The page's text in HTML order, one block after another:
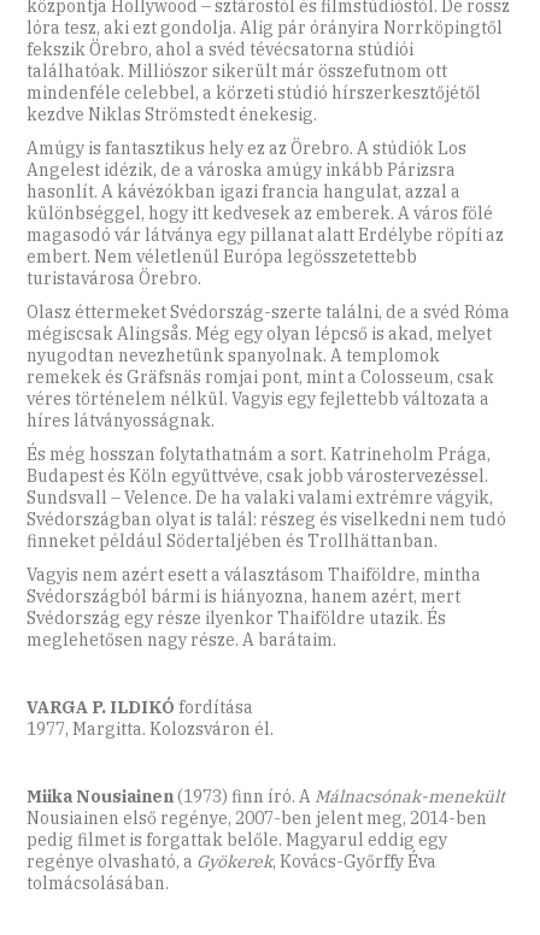
központja Hollywood – sztárostól és filmstúdióstól. De rossz
lóra tesz, aki ezt gondolja. Alig pár órányira Norrköpingtől
fekszik Örebro, ahol a svéd tévécsatorna stúdiói
találhatóak. Milliószor sikerült már összefutnom ott
mindenféle celebbel, a körzeti stúdió hírszerkesztőjétől
kezdve Niklas Strömstedt énekesig.
Amúgy is fantasztikus hely ez az Örebro. A stúdiók Los
Angelest idézik, de a városka amúgy inkább Párizsra
hasonlít. A kávézókban igazi francia hangulat, azzal a
különbséggel, hogy itt kedvesek az emberek. A város fölé
magasodó vár látványa egy pillanat alatt Erdélybe röpíti az
embert. Nem véletlenül Európa legösszetettebb
turistavárosa Örebro.
Olasz éttermeket Svédország-szerte találni, de a svéd Róma
mégiscsak Alingsås. Még egy olyan lépcső is akad, melyet
nyugodtan nevezhetünk spanyolnak. A templomok
remekek és Gräfsnäs romjai pont, mint a Colosseum, csak
véres történelem nélkül. Vagyis egy fejlettebb változata a
híres látványosságnak.
És még hosszan folytathatnám a sort. Katrineholm Prága,
Budapest és Köln együttvéve, csak jobb várostervezéssel.
Sundsvall – Velence. De ha valaki valami extrémre vágyik,
Svédországban olyat is talál: részeg és viselkedni nem tudó
finneket például Södertaljében és Trollhättanban.
Vagyis nem azért esett a választásom Thaiföldre, mintha
Svédországból bármi is hiányozna, hanem azért, mert
Svédország egy része ilyenkor Thaiföldre utazik. És
meglehetősen nagy része. A barátaim.
VARGA P. ILDIKÓ fordítása
1977, Margitta. Kolozsváron él.
Miika Nousiainen(1973) finn író. A Málnacsónak-menekült
Nousiainen első regénye, 2007-ben jelent meg, 2014-ben
pedig filmet is forgattak belőle. Magyarul eddig egy
regénye olvasható, a Gyökerek, Kovács-Győrffy Éva
tolmácsolásában.